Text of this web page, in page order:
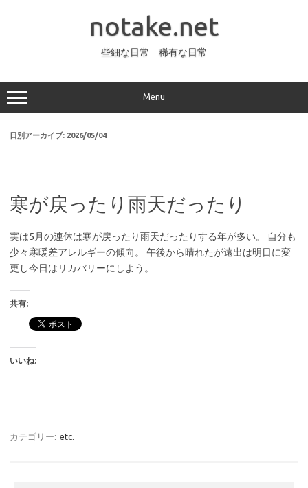
ッ
プ
notake.net
些細な日常 稀有な日常
Menu
日別アーカイブ: 2026/05/04
寒が戻ったり雨天だったり
実は5月の連休は寒が戻ったり雨天だったりする年が多い。 自分も
少々寒暖差アレルギーの傾向。 午後から晴れたが遠出は明日に変
更し今日はリカバリーにしよう。
共有:
いいね:
カテゴリー: etc.